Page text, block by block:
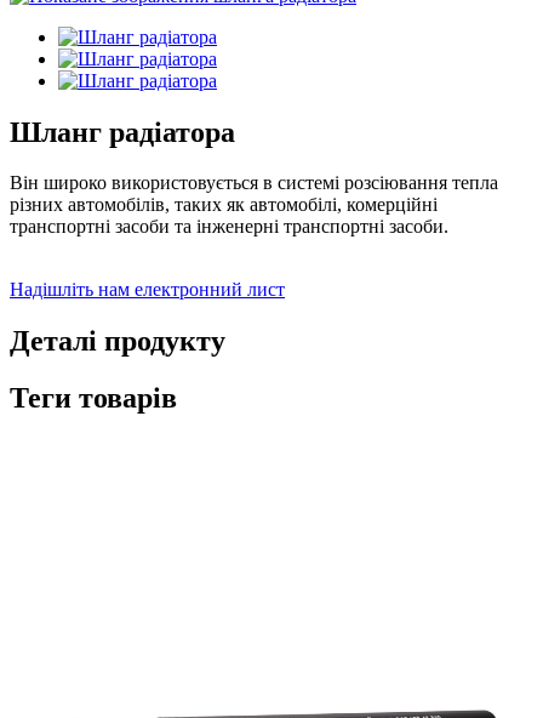
Шланг радіатора
Він широко використовується в системі розсіювання тепла
різних автомобілів, таких як автомобілі, комерційні
транспортні засоби та інженерні транспортні засоби.
Надішліть нам електронний лист
Деталі продукту
Теги товарів